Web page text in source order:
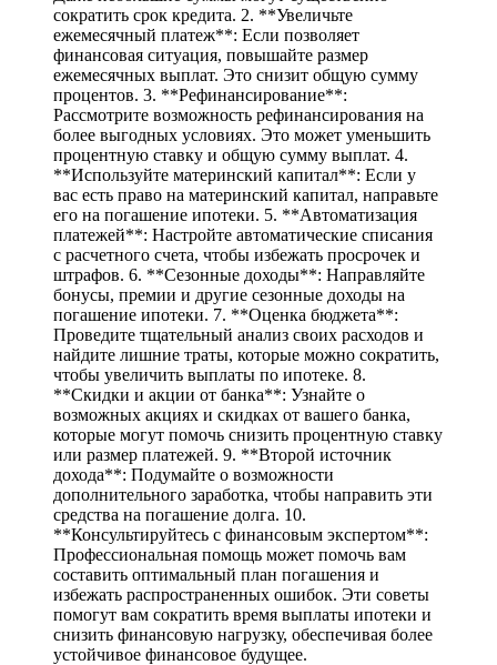
сократить срок кредита. 2. **Увеличьте
ежемесячный платеж**: Если позволяет
финансовая ситуация, повышайте размер
ежемесячных выплат. Это снизит общую сумму
процентов. 3. **Рефинансирование**:
Рассмотрите возможность рефинансирования на
более выгодных условиях. Это может уменьшить
процентную ставку и общую сумму выплат. 4.
**Используйте материнский капитал**: Если у
вас есть право на материнский капитал, направьте
его на погашение ипотеки. 5. **Автоматизация
платежей**: Настройте автоматические списания
с расчетного счета, чтобы избежать просрочек и
штрафов. 6. **Сезонные доходы**: Направляйте
бонусы, премии и другие сезонные доходы на
погашение ипотеки. 7. **Оценка бюджета**:
Проведите тщательный анализ своих расходов и
найдите лишние траты, которые можно сократить,
чтобы увеличить выплаты по ипотеке. 8.
**Скидки и акции от банка**: Узнайте о
возможных акциях и скидках от вашего банка,
которые могут помочь снизить процентную ставку
или размер платежей. 9. **Второй источник
дохода**: Подумайте о возможности
дополнительного заработка, чтобы направить эти
средства на погашение долга. 10.
**Консультируйтесь с финансовым экспертом**:
Профессиональная помощь может помочь вам
составить оптимальный план погашения и
избежать распространенных ошибок. Эти советы
помогут вам сократить время выплаты ипотеки и
снизить финансовую нагрузку, обеспечивая более
устойчивое финансовое будущее.